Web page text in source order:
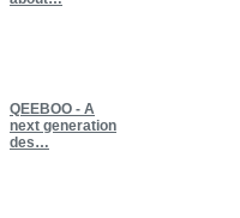
QEEBOO - A
next generation
des…